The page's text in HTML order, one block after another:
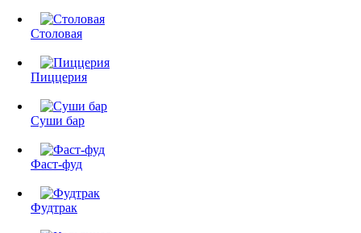
Столовая
Пиццерия
Суши бар
Фаст-фуд
Фудтрак